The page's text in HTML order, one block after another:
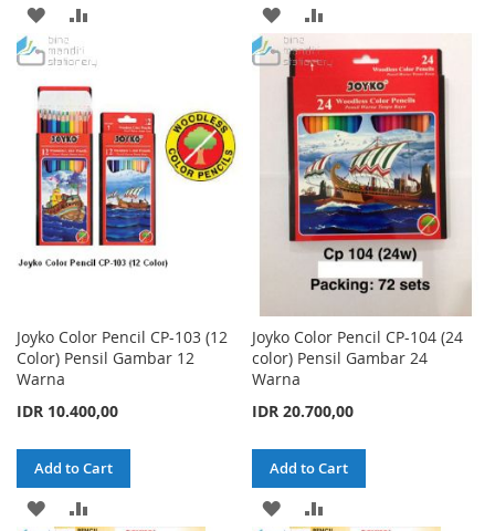
ADD
TO
WISH
LIST
COMPARE
ADD
TO
WISH
LIST
TO
COMPARE
Joyko Color Pencil CP-103 (12
Color) Pensil Gambar 12
Warna
IDR 10.400,00
Add to Cart
ADD
Joyko Color Pencil CP-104 (24
color) Pensil Gambar 24
Warna
IDR 20.700,00
Add to Cart
ADD